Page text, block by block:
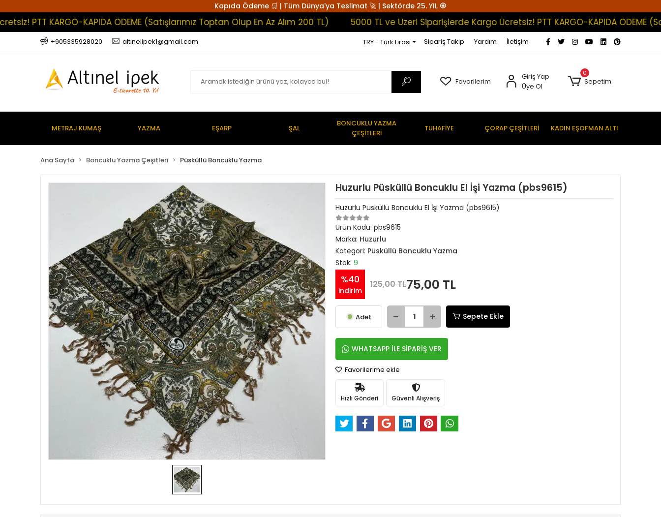
Kapıda Ödeme 🛒 | Tüm Dünya'ya Teslimat 🚀 | Sektörde 25. YIL 🧿
KARGO-KAPIDA ÖDEME (Satışlarımız Toptan Olup En Az Alım 200 TL) 5000 TL ve Üzeri Siparişlerde Kargo Ücretsiz! PTT KARGO-KAPIDA ÖDEME
+905335928020 altinelipek1@gmail.com TRY - Türk Lirası Sipariş Takip Yardım İletişim
Favorilerim
Giriş Yap
Üye Ol
0
Sepetim
METRAJ KUMAŞ YAZMA EŞARP ŞAL
BONCUKLU YAZMA
ÇEŞİTLERİ
TUHAFİYE ÇORAP ÇEŞİTLERİ KADIN EŞOFMAN ALTI
Ana Sayfa Boncuklu Yazma Çeşitleri Püsküllü Boncuklu Yazma
Huzurlu Püsküllü Boncuklu El İşi Yazma (pbs9615)
Huzurlu Püsküllü Boncuklu El İşi Yazma (pbs9615)
Ürün Kodu: pbs9615
Marka: Huzurlu
Kategori: Püsküllü Boncuklu Yazma
Stok: 9
%40
indirim
125,00 TL75,00 TL
Adet Sepete Ekle
WHATSAPP İLE SİPARİŞ VER
Favorilerime ekle
Hızlı Gönderi Güvenli Alışveriş